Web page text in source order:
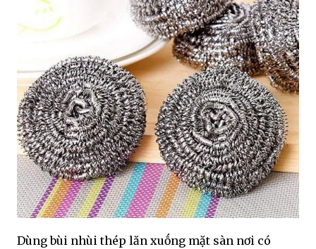
Dùng bùi nhùi thép lăn xuṓng mặt sàn nơi có